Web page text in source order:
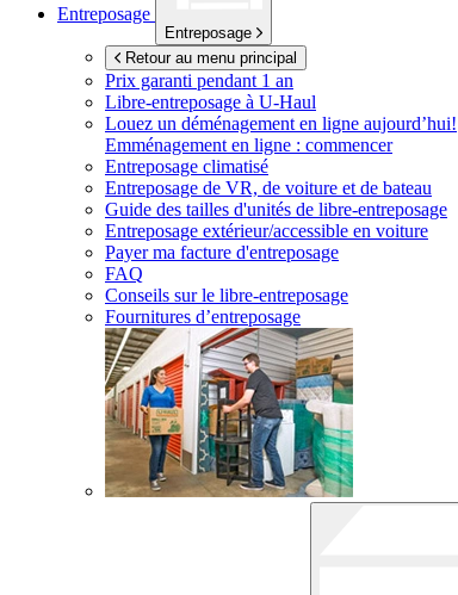
Entreposage
Entreposage
Retour au menu principal
Prix garanti pendant 1 an
Libre-entreposage à U-Haul
Louez un déménagement en ligne aujourd’hui!
Emménagement en ligne : commencer
Entreposage climatisé
Entreposage de VR, de voiture et de bateau
Guide des tailles d'unités de libre-entreposage
Entreposage extérieur/accessible en voiture
Payer ma facture d'entreposage
FAQ
Conseils sur le libre-entreposage
Fournitures d’entreposage